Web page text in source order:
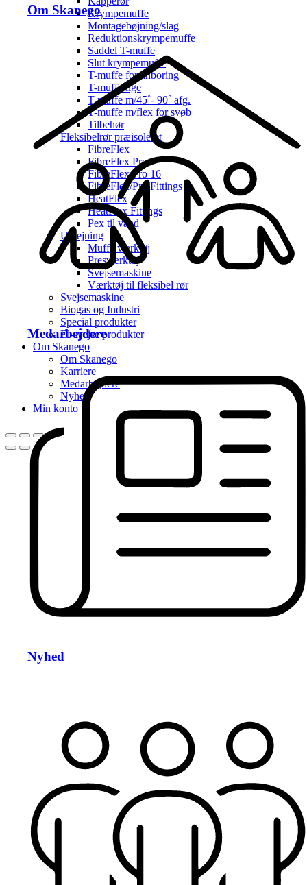
Om Skanego
Medarbejdere
Nyhed
Krympemuffe
Montagebøjning/slag
Reduktionskrympemuffe
Saddel T-muffe
Slut krympemuffe
T-muffe for anboring
T-muffe lige
T-muffe m/45˚- 90˚ afg.
T-muffe m/flex for svøb
Tilbehør
Fleksibelrør præisoleret
FibreFlex
FibreFlex Pro
FibreFlex Pro 16
FibreFlex/Pro Fittings
HeatFlex
HeatFlex Fittings
Pex til vand
Udlejning
Muffe værktøj
Presværktøj
Svejsemaskine
Værktøj til fleksibel rør
Svejsemaskine
Biogas og Industri
Special produkter
El-svejse produkter
Om Skanego
Om Skanego
Karriere
Medarbejdere
Nyhed
Min konto